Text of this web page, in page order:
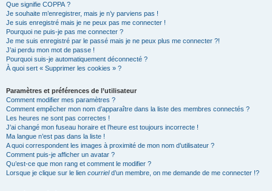
Que signifie COPPA ?
Je souhaite m’enregistrer, mais je n’y parviens pas !
Je suis enregistré mais je ne peux pas me connecter !
Pourquoi ne puis-je pas me connecter ?
Je me suis enregistré par le passé mais je ne peux plus me connecter ?!
J’ai perdu mon mot de passe !
Pourquoi suis-je automatiquement déconnecté ?
À quoi sert « Supprimer les cookies » ?
Paramètres et préférences de l’utilisateur
Comment modifier mes paramètres ?
Comment empêcher mon nom d’apparaître dans la liste des membres connectés ?
Les heures ne sont pas correctes !
J’ai changé mon fuseau horaire et l’heure est toujours incorrecte !
Ma langue n’est pas dans la liste !
A quoi correspondent les images à proximité de mon nom d’utilisateur ?
Comment puis-je afficher un avatar ?
Qu’est-ce que mon rang et comment le modifier ?
Lorsque je clique sur le lien courrield’un membre, on me demande de me connecter !?